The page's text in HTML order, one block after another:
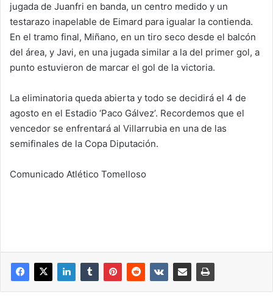
jugada de Juanfri en banda, un centro medido y un
testarazo inapelable de Eimard para igualar la contienda.
En el tramo final, Miñano, en un tiro seco desde el balcón
del área, y Javi, en una jugada similar a la del primer gol, a
punto estuvieron de marcar el gol de la victoria.
La eliminatoria queda abierta y todo se decidirá el 4 de
agosto en el Estadio ‘Paco Gálvez’. Recordemos que el
vencedor se enfrentará al Villarrubia en una de las
semifinales de la Copa Diputación.
Comunicado Atlético Tomelloso